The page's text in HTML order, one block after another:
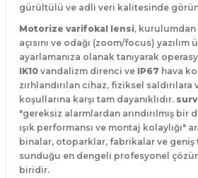
gürültülü ve adli veri kalitesinde
Motorize varifokal lensi, kurulumdan
açısını ve odağı (zoom/focus)
ayarlamanıza olanak tanıyarak
IK10 vandalizm direnci ve IP67 hava
zırhlandırılan cihaz, fiziksel saldırılara
koşullarına karşı tam dayanıklıdır.
"gereksiz alarmlardan arındırılmış bir
ışık performansı ve montaj kolaylığı"
binalar, otoparklar, fabrikalar ve
sunduğu en dengeli profesyonel
biridir.